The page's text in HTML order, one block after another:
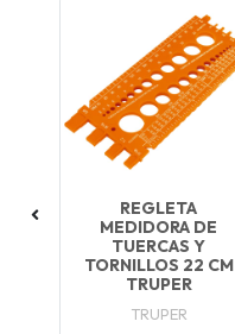
REGLETA
MEDIDORA DE
TUERCAS Y
TORNILLOS 22 CM
TRUPER
TRUPER